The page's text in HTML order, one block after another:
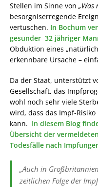
Stellen im Sinne von „Was
besorgniserregende
vertuschen. In Bochum
gesunder 32 jähriger
Obduktion eines
erkennbare Ursache –
Da der Staat, unterstützt
Gesellschaft, das
wohl noch sehr viele
wird, dass das Impf-
kann. In diesem Blog
Übersicht der
Todesfälle nach
„Auch in
zeitlichen Folge der